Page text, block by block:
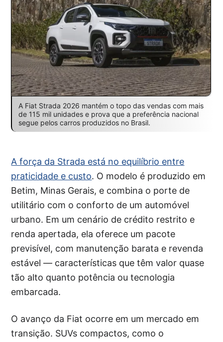
A Fiat Strada 2026 mantém o topo das vendas com mais
de 115 mil unidades e prova que a preferência nacional
segue pelos carros produzidos no Brasil.
A força da Strada está no equilíbrio entre
praticidade e custo. O modelo é produzido em
Betim, Minas Gerais, e combina o porte de
utilitário com o conforto de um automóvel
urbano. Em um cenário de crédito restrito e
renda apertada, ela oferece um pacote
previsível, com manutenção barata e revenda
estável — características que têm valor quase
tão alto quanto potência ou tecnologia
embarcada.
O avanço da Fiat ocorre em um mercado em
transição. SUVs compactos, como o